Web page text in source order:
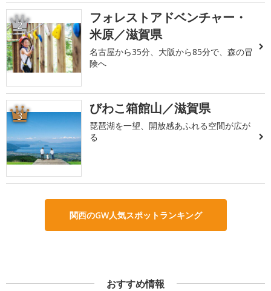
2
フォレストアドベンチャー・
米原／滋賀県
名古屋から35分、大阪から85分で、森の冒
険へ
3 びわこ箱館山／滋賀県
琵琶湖を一望、開放感あふれる空間が広が
る
関西のGW人気スポットランキング
おすすめ情報